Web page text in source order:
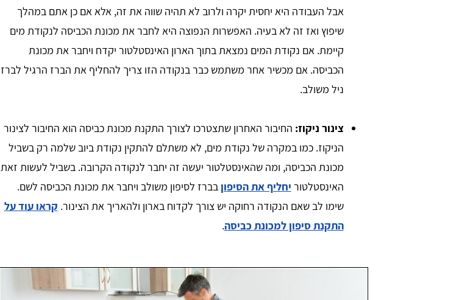
אבל העבודה היא יחסית יקרה ולרוב לא תהיה שווה את זה, אלא אם כן אתם במהלך
שיפוץ ואז זה לא בעיה. האפשרות הנפוצה היא לחבר את מכונת הכביסה לנקודת מים
קיימת. אם נקודת המים נמצאת בתוך הארון האינסטלטור יקדח ויחבר את מכונת
הכביסה. אם מכשיר אחר משתמש כבר בנקודה הזו צריך להחליף את הברז הרגיל לברז
ניל משולב.
צינור ניקוז: החיבור האחרון שתצטרכו לצורך התקנת מכונת כביסה הוא החיבור לצינור
הניקוז. כמו במקרה של נקודת מים, לא משתלם להתקין נקודת ביוב שלמה רק בשביל
מכונת הכביסה, ומה שהאינסטלטור יעשה זה יחבר לנקודה הקרובה. בשביל לעשות זאת
האינסטלטור יחליף את הסיפון בברז לסיפון משולב ויחבר את מכונת הכביסה לשם.
שימו לב שאם הנקודה רחוקה יש צורך לקדוח בארון ולהאריך את הצינור. קראו עוד על
התקנת סיפון למכונת כביסה.